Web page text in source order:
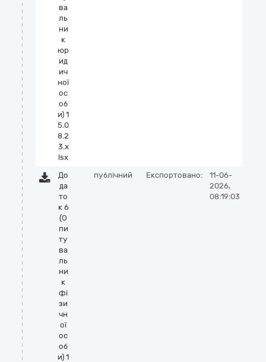
ва
ль
ни
к
юр
ид
ич
ної
ос
об
и) 1
5.0
8.2
3.x
lsx
До
да
то
к 6
(О
пи
ту
ва
ль
ни
к
фі
зи
чн
ої
ос
об
и) 1
публічний Експортовано:
11-06-
2026,
08:19:03